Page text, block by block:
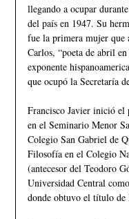
llegando a ocupar
del país en 1947. Su
fue la primera mujer que
Carlos, “poeta de abril
exponente
que ocupó la Secretaría
Francisco Javier inició el
en el Seminario Menor
Colegio San Gabriel de
Filosofía en el Colegio
(antecesor del Teodoro
Universidad Central
donde obtuvo el título de